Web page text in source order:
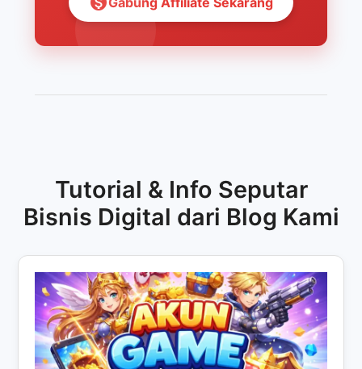
Tutorial & Info Seputar
Bisnis Digital dari Blog Kami